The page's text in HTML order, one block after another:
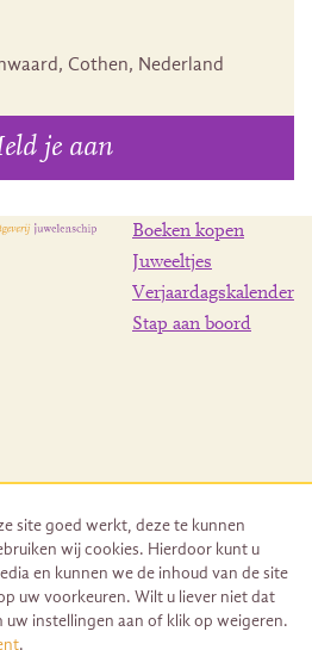
Cothen, Nederland
je aan
Boeken kopen
Juweeltjes
Verjaardagskalender
Stap aan boord
site goed werkt, deze te kunnen
wij cookies. Hierdoor kunt u
en kunnen we de inhoud van de site
uw voorkeuren. Wilt u liever niet dat
uw instellingen aan of klik op weigeren.
.